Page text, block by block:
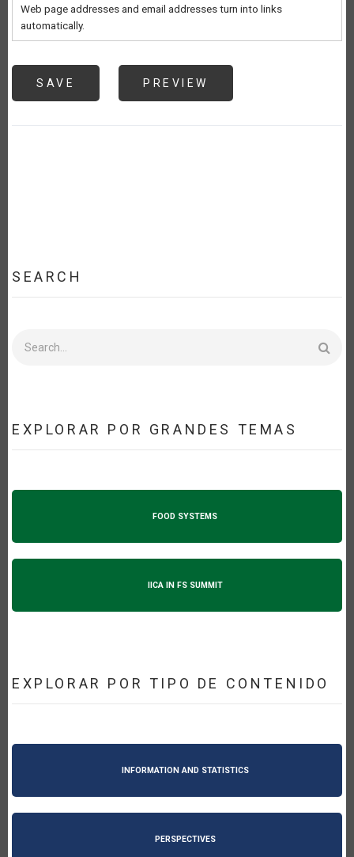
Web page addresses and email addresses turn into links
automatically.
SEARCH
EXPLORAR POR GRANDES TEMAS
FOOD SYSTEMS
IICA IN FS SUMMIT
EXPLORAR POR TIPO DE CONTENIDO
INFORMATION AND STATISTICS
PERSPECTIVES